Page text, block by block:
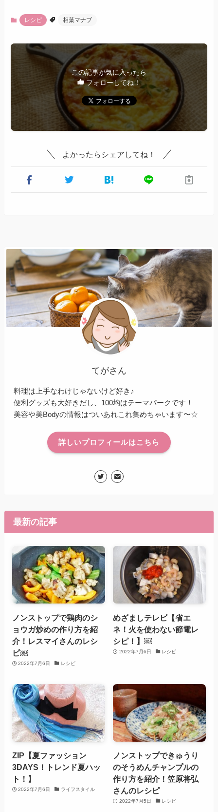
レシピ 相葉マナブ
この記事が気に入ったら
フォローしてね！
よかったらシェアしてね！
てがさん
料理は上手なわけじゃないけど好き♪
便利グッズも大好きだし、100均はテーマパークです！
美容や美Bodyの情報はついあれこれ集めちゃいます〜☆
詳しいプロフィールはこちら
最新の記事
ノンストップで鶏肉のシ
ョウガ炒めの作り方を紹
介！レスマイさんのレシ
ピ￼
2022年7月6日 レシピ
めざましテレビ【省エ
ネ！火を使わない節電レ
シピ！】￼
2022年7月6日 レシピ
ZIP【夏ファッション
3DAYS！トレンド夏ハッ
ト！】
2022年7月6日 ライフスタイル
ノンストップできゅうり
のそうめんチャンプルの
作り方を紹介！笠原将弘
さんのレシピ
2022年7月5日 レシピ